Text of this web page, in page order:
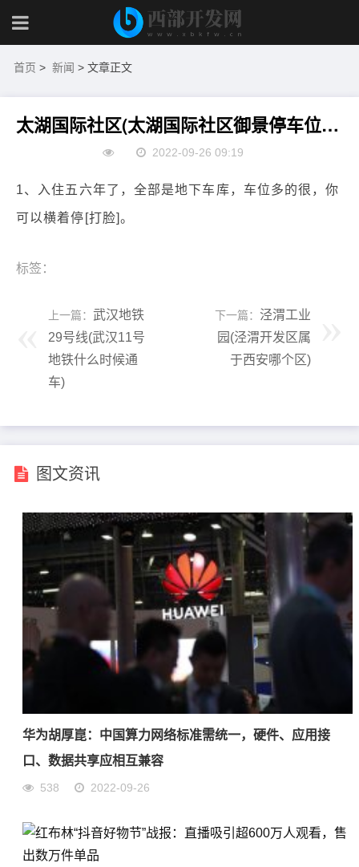
首页 > 新闻 > 文章正文
太湖国际社区(太湖国际社区御景停车位是地上的还是地下的？平时，需要抢车位吗？租车位多少钱)
2022-09-26 09:19
1、入住五六年了，全部是地下车库，车位多的很，你
可以横着停[打脸]。
标签：
上一篇： 武汉地铁
29号线(武汉11号
地铁什么时候通
车)
下一篇： 泾渭工业
园(泾渭开发区属
于西安哪个区)
图文资讯
华为胡厚崑：中国算力网络标准需统一，硬件、应用接
口、数据共享应相互兼容
538 2022-09-26